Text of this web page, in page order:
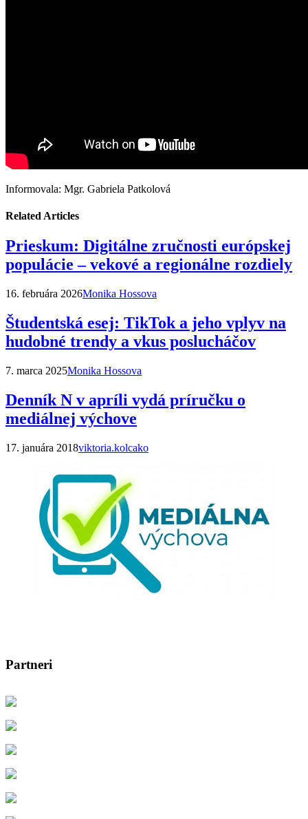
Informovala: Mgr. Gabriela Patkolová
Related Articles
Prieskum: Digitálne zručnosti európskej
populácie – vekové a regionálne rozdiely
16. februára 2026Monika Hossova
Študentská esej: TikTok a jeho vplyv na
hudobné trendy a vkus poslucháčov
7. marca 2025Monika Hossova
Denník N v apríli vydá príručku o
mediálnej výchove
17. januára 2018viktoria.kolcako
Partneri